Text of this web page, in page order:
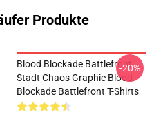
Produkte
Blood Blockade Battlefront
Stadt Chaos Graphic Blood
Blockade Battlefront T-Shirts
-20%